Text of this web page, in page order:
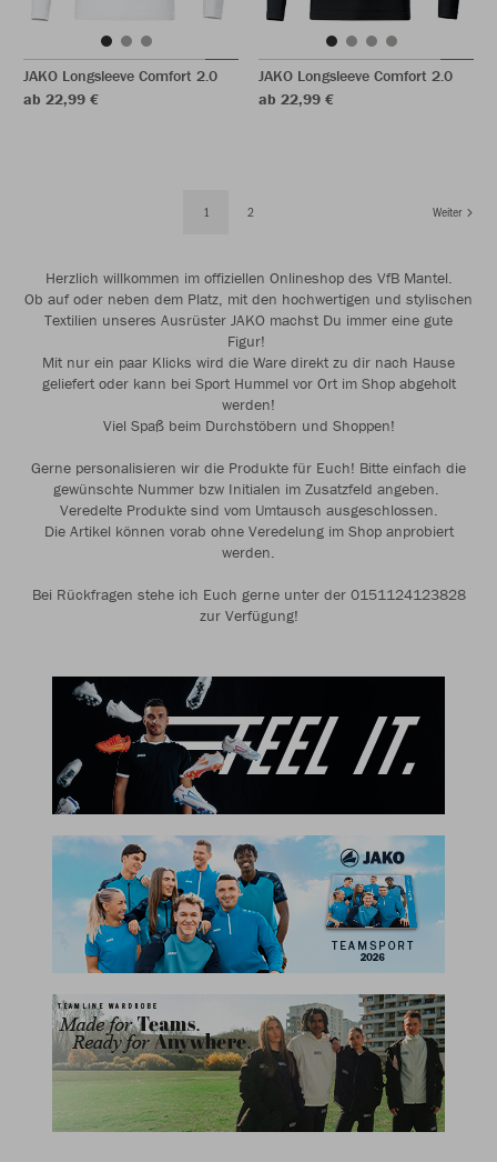
JAKO Longsleeve Comfort 2.0
ab 22,99 €
JAKO Longsleeve Comfort 2.0
ab 22,99 €
1 2 Weiter
Herzlich willkommen im offiziellen Onlineshop des VfB Mantel.
Ob auf oder neben dem Platz, mit den hochwertigen und stylischen
Textilien unseres Ausrüster JAKO machst Du immer eine gute
Figur!
Mit nur ein paar Klicks wird die Ware direkt zu dir nach Hause
geliefert oder kann bei Sport Hummel vor Ort im Shop abgeholt
werden!
Viel Spaß beim Durchstöbern und Shoppen!
Gerne personalisieren wir die Produkte für Euch! Bitte einfach die
gewünschte Nummer bzw Initialen im Zusatzfeld angeben.
Veredelte Produkte sind vom Umtausch ausgeschlossen.
Die Artikel können vorab ohne Veredelung im Shop anprobiert
werden.
Bei Rückfragen stehe ich Euch gerne unter der 0151124123828
zur Verfügung!